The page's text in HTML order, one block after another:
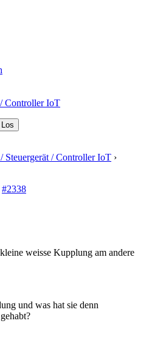
Controller IoT
Steuergerät / Controller IoT ›
#2338
weisse Kupplung am andere
und was hat sie denn